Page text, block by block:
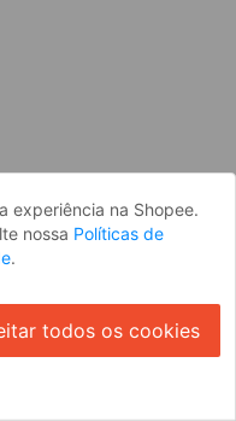
experiência na Shopee.
nossa Políticas de
.
todos os cookies